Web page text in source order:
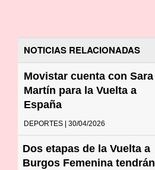
NOTICIAS RELACIONADAS
Movistar cuenta con Sara
Martín para la Vuelta a
España
DEPORTES | 30/04/2026
Dos etapas de la Vuelta a
Burgos Femenina tendrán